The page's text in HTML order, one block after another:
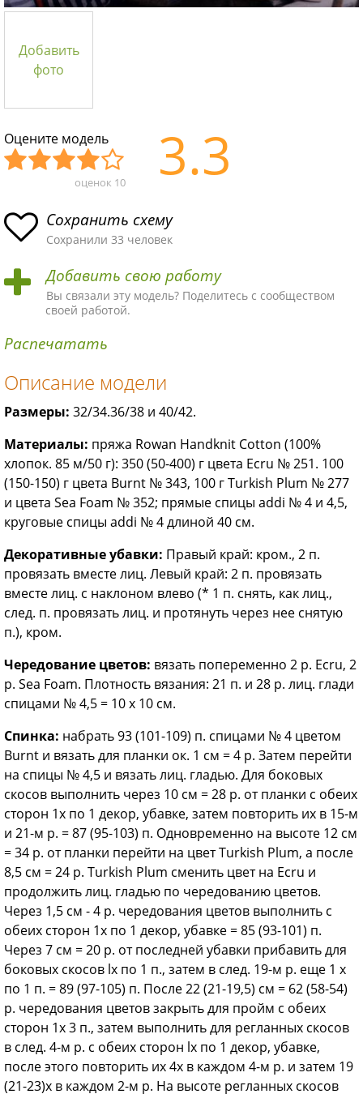
Добавить
фото
Оцените модель
асн
ая
ма
пло
хая
ма
ыч
ная
ма
Хор
ая
ма
Отл
ая
ма!
оценок 10 3.3
Сохранить схему
Сохранили 33 человек
Добавить свою работу
Вы связали эту модель? Поделитесь с сообществом
своей работой.
Распечатать
Описание модели
Размеры: 32/34.36/38 и 40/42.
Материалы: пряжа Rowan Handknit Cotton (100%
хлопок. 85 м/50 г): 350 (50-400) г цвета Ecru № 251. 100
(150-150) г цвета Burnt № 343, 100 г Turkish Plum № 277
и цвета Sea Foam № 352; прямые спицы addi № 4 и 4,5,
круговые спицы addi № 4 длиной 40 см.
Декоративные убавки: Правый край: кром., 2 п.
провязать вместе лиц. Левый край: 2 п. провязать
вместе лиц. с наклоном влево (* 1 п. снять, как лиц.,
след. п. провязать лиц. и протянуть через нее снятую
п.), кром.
Чередование цветов: вязать попеременно 2 p. Ecru, 2
p. Sea Foam. Плотность вязания: 21 п. и 28 р. лиц. глади
спицами № 4,5 = 10 х 10 см.
Спинка: набрать 93 (101-109) п. спицами № 4 цветом
Burnt и вязать для планки ок. 1 см = 4 р. Затем перейти
на спицы № 4,5 и вязать лиц. гладью. Для боковых
скосов выполнить через 10 см = 28 р. от планки с обеих
сторон 1х по 1 декор, убавке, затем повторить их в 15-м
и 21-м р. = 87 (95-103) п. Одновременно на высоте 12 см
= 34 р. от планки перейти на цвет Turkish Plum, а после
8,5 см = 24 p. Turkish Plum сменить цвет на Ecru и
продолжить лиц. гладью по чередованию цветов.
Через 1,5 см - 4 р. чередования цветов выполнить с
обеих сторон 1х по 1 декор, убавке = 85 (93-101) п.
Через 7 см = 20 р. от последней убавки прибавить для
боковых скосов lx по 1 п., затем в след. 19-м р. еще 1 x
по 1 п. = 89 (97-105) п. После 22 (21-19,5) см = 62 (58-54)
р. чередования цветов закрыть для пройм с обеих
сторон 1х 3 п., затем выполнить для регланных скосов
в след. 4-м р. с обеих сторон lx по 1 декор, убавке,
после этого повторить их 4х в каждом 4-м р. и затем 19
(21-23)х в каждом 2-м р. На высоте регланных скосов